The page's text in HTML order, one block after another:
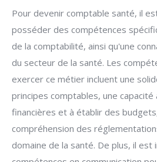
Pour devenir comptable santé, il
posséder des compétences
de la comptabilité, ainsi qu'une
du secteur de la santé. Les
exercer ce métier incluent une
principes comptables, une capacité
financières et à établir des
compréhension des
domaine de la santé. De plus, il